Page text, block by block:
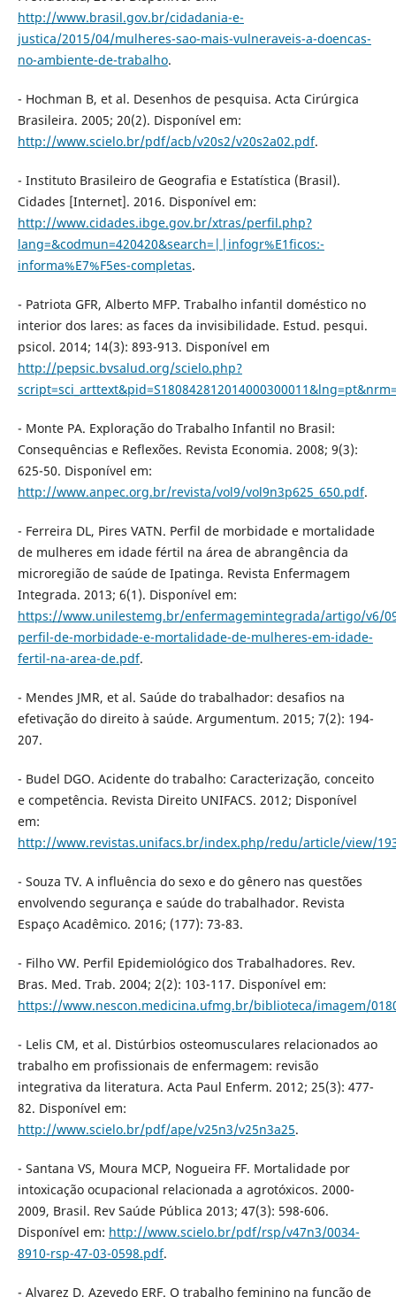
http://www.brasil.gov.br/cidadania-e-
justica/2015/04/mulheres-sao-mais-vulneraveis-a-doencas-
no-ambiente-de-trabalho.
- Hochman B, et al. Desenhos de pesquisa. Acta Cirúrgica
Brasileira. 2005; 20(2). Disponível em:
http://www.scielo.br/pdf/acb/v20s2/v20s2a02.pdf.
- Instituto Brasileiro de Geografia e Estatística (Brasil).
Cidades [Internet]. 2016. Disponível em:
http://www.cidades.ibge.gov.br/xtras/perfil.php?
lang=&codmun=420420&search=||infogr%E1ficos:-
informa%E7%F5es-completas.
- Patriota GFR, Alberto MFP. Trabalho infantil doméstico no
interior dos lares: as faces da invisibilidade. Estud. pesqui.
psicol. 2014; 14(3): 893-913. Disponível em
http://pepsic.bvsalud.org/scielo.php?
- Monte PA. Exploração do Trabalho Infantil no Brasil:
Consequências e Reflexões. Revista Economia. 2008; 9(3):
625-50. Disponível em:
http://www.anpec.org.br/revista/vol9/vol9n3p625_650.pdf.
- Ferreira DL, Pires VATN. Perfil de morbidade e mortalidade
de mulheres em idade fértil na área de abrangência da
microregião de saúde de Ipatinga. Revista Enfermagem
Integrada. 2013; 6(1). Disponível em:
https://www.unilestemg.br/enfermagemintegrada/artigo/v6/
perfil-de-morbidade-e-mortalidade-de-mulheres-em-idade-
fertil-na-area-de.pdf.
- Mendes JMR, et al. Saúde do trabalhador: desafios na
efetivação do direito à saúde. Argumentum. 2015; 7(2): 194-
207.
- Budel DGO. Acidente do trabalho: Caracterização, conceito
e competência. Revista Direito UNIFACS. 2012; Disponível
em:
http://www.revistas.unifacs.br/index.php/redu/article/view/
- Souza TV. A influência do sexo e do gênero nas questões
envolvendo segurança e saúde do trabalhador. Revista
Espaço Acadêmico. 2016; (177): 73-83.
- Filho VW. Perfil Epidemiológico dos Trabalhadores. Rev.
Bras. Med. Trab. 2004; 2(2): 103-117. Disponível em:
https://www.nescon.medicina.ufmg.br/biblioteca/imagem/
- Lelis CM, et al. Distúrbios osteomusculares relacionados ao
trabalho em profissionais de enfermagem: revisão
integrativa da literatura. Acta Paul Enferm. 2012; 25(3): 477-
82. Disponível em:
http://www.scielo.br/pdf/ape/v25n3/v25n3a25.
- Santana VS, Moura MCP, Nogueira FF. Mortalidade por
intoxicação ocupacional relacionada a agrotóxicos. 2000-
2009, Brasil. Rev Saúde Pública 2013; 47(3): 598-606.
Disponível em: http://www.scielo.br/pdf/rsp/v47n3/0034-
8910-rsp-47-03-0598.pdf.
- Alvarez D, Azevedo ERF. O trabalho feminino na função de